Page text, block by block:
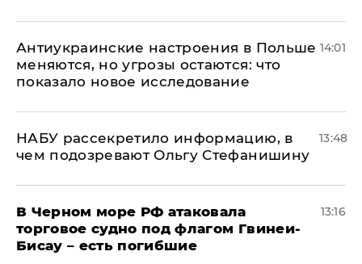
Антиукраинские настроения в Польше
меняются, но угрозы остаются: что
показало новое исследование
14:01
НАБУ рассекретило информацию, в
чем подозревают Ольгу Стефанишину
13:48
В Черном море РФ атаковала
торговое судно под флагом Гвинеи-
Бисау – есть погибшие
13:16